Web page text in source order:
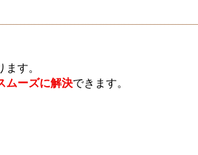
す。
ムーズに解決できます。